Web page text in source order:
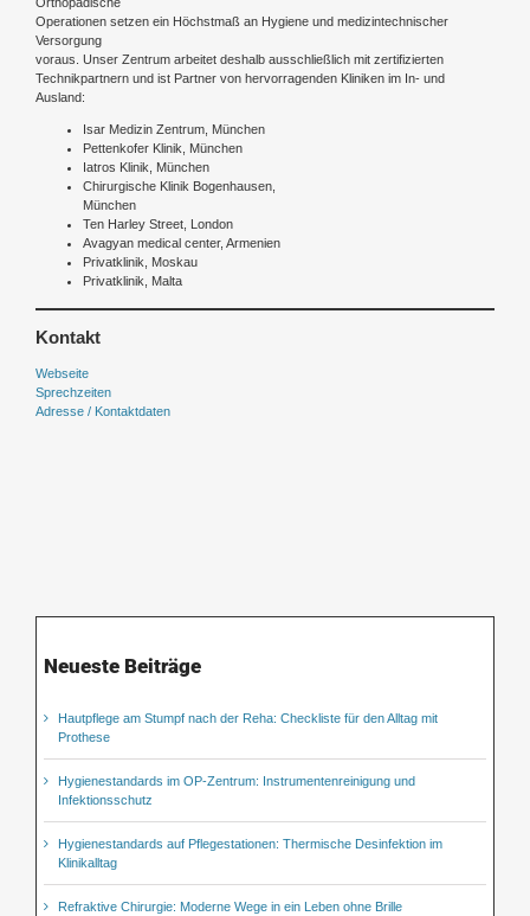
Operationen setzen ein Höchstmaß an Hygiene und medizintechnischer
Versorgung
voraus. Unser Zentrum arbeitet deshalb ausschließlich mit zertifizierten
Technikpartnern und ist Partner von hervorragenden Kliniken im In- und
Ausland:
Isar Medizin Zentrum, München
Pettenkofer Klinik, München
Iatros Klinik, München
Chirurgische Klinik Bogenhausen,
München
Ten Harley Street, London
Avagyan medical center, Armenien
Privatklinik, Moskau
Privatklinik, Malta
Kontakt
Webseite
Sprechzeiten
Adresse / Kontaktdaten
Neueste Beiträge
Hautpflege am Stumpf nach der Reha: Checkliste für den Alltag mit
Prothese
Hygienestandards im OP-Zentrum: Instrumentenreinigung und
Infektionsschutz
Hygienestandards auf Pflegestationen: Thermische Desinfektion im
Klinikalltag
Refraktive Chirurgie: Moderne Wege in ein Leben ohne Brille